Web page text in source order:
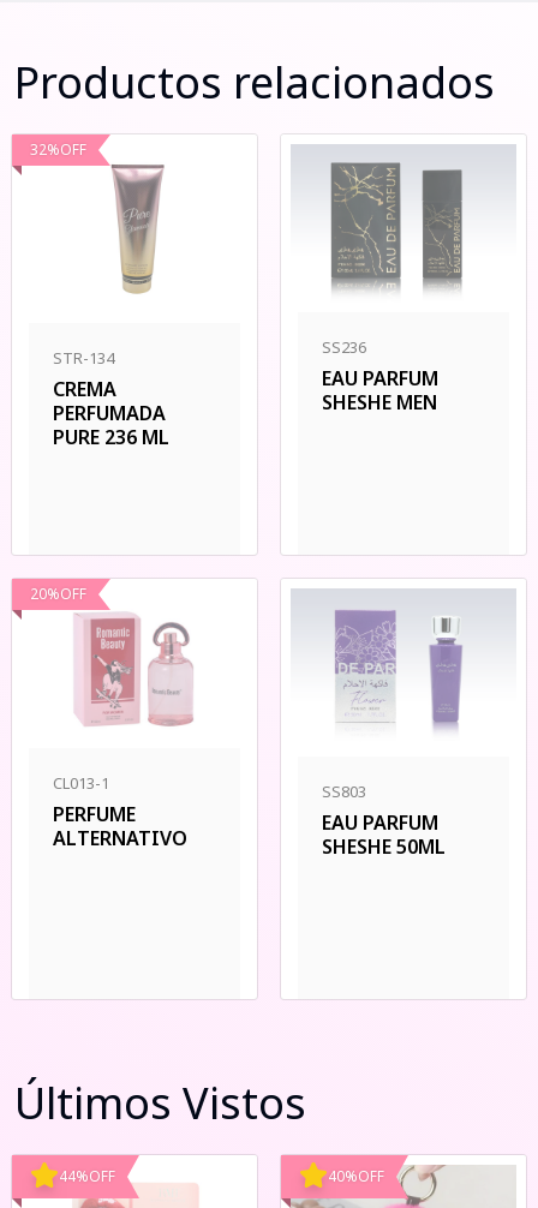
Productos relacionados
32%OFF
STR-134
CREMA
PERFUMADA
PURE 236 ML
SS236
EAU PARFUM
SHESHE MEN
20%OFF
CL013-1
PERFUME
ALTERNATIVO
SS803
EAU PARFUM
SHESHE 50ML
Últimos Vistos
44%OFF 40%OFF